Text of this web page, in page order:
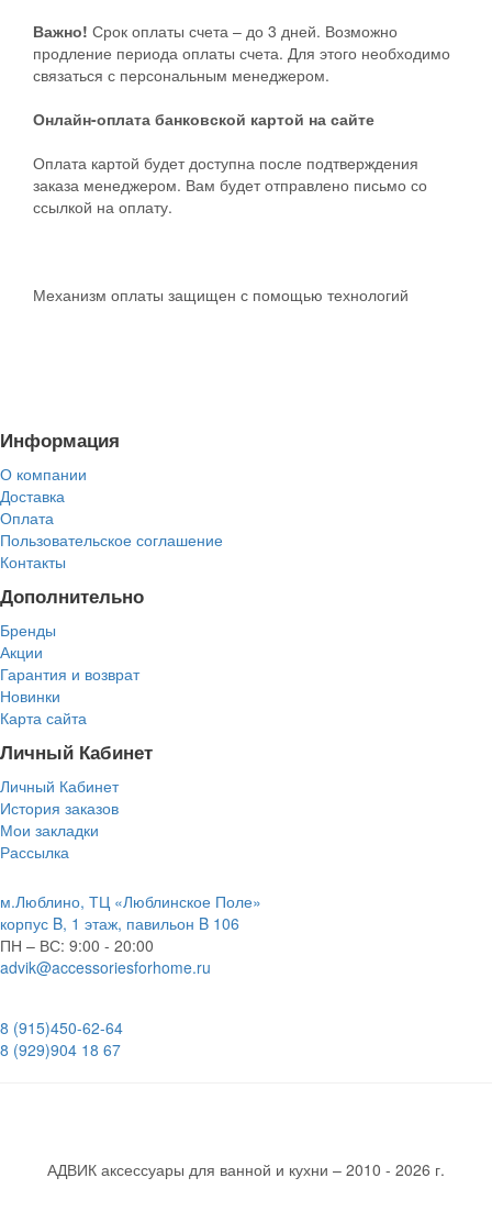
Важно! Срок оплаты счета – до 3 дней. Возможно
продление периода оплаты счета. Для этого необходимо
связаться с персональным менеджером.
Онлайн-оплата банковской картой на сайте
Оплата картой будет доступна после подтверждения
заказа менеджером. Вам будет отправлено письмо со
ссылкой на оплату.
Механизм оплаты защищен с помощью технологий
Информация
О компании
Доставка
Оплата
Пользовательское соглашение
Контакты
Дополнительно
Бренды
Акции
Гарантия и возврат
Новинки
Карта сайта
Личный Кабинет
Личный Кабинет
История заказов
Мои закладки
Рассылка
м.Люблино, ТЦ «Люблинское Поле»
корпус B, 1 этаж, павильон B 106
ПН – ВС: 9:00 - 20:00
advik@accessoriesforhome.ru
8 (915)450-62-64
8 (929)904 18 67
АДВИК аксессуары для ванной и кухни – 2010 - 2026 г.